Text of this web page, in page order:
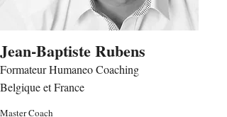
Jean-Baptiste Rubens
Formateur Humaneo Coaching
Belgique et France
Master Coach